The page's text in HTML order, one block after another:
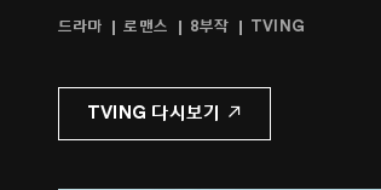
드라마 로맨스 8부작 TVING
TVING 다시보기